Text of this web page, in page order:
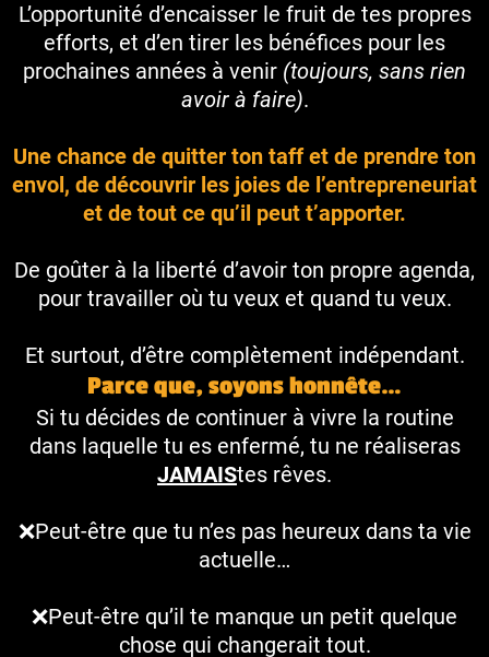
L’opportunité d’encaisser le fruit de tes propres
efforts, et d’en tirer les bénéfices pour les
prochaines années à venir (toujours, sans rien
avoir à faire).
Une chance de quitter ton taff et de prendre ton
envol, de découvrir les joies de l’entrepreneuriat
et de tout ce qu’il peut t’apporter.
De goûter à la liberté d’avoir ton propre agenda,
pour travailler où tu veux et quand tu veux.
Et surtout, d’être complètement indépendant.
Parce que, soyons honnête…
Si tu décides de continuer à vivre la routine
dans laquelle tu es enfermé, tu ne réaliseras
JAMAIStes rêves.
❌Peut-être que tu n’es pas heureux dans ta vie
actuelle…
❌Peut-être qu’il te manque un petit quelque
chose qui changerait tout.